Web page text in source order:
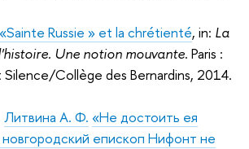
Russie » et la chrétienté, in: La
Une notion mouvante. Paris :
Silence/Collège des Bernardins, 2014.
Литвина А. Ф. «Не достоить ея
епископ Нифонт не